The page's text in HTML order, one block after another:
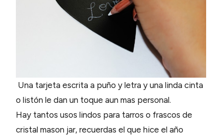
Una tarjeta escrita a puño y letra y una linda cinta
o listón le dan un toque aun mas personal.
Hay tantos usos lindos para tarros o frascos de
cristal mason jar, recuerdas el que hice el año